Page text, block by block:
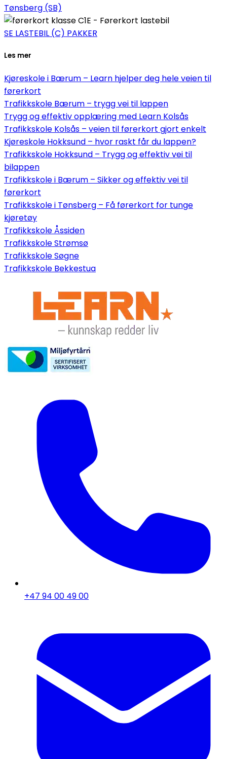
Tønsberg (SB)
SE LASTEBIL (C) PAKKER
Les mer
Kjøreskole i Bærum – Learn hjelper deg hele veien til
førerkort
Trafikkskole Bærum – trygg vei til lappen
Trygg og effektiv opplæring med Learn Kolsås
Trafikkskole Kolsås – veien til førerkort gjort enkelt
Kjøreskole Hokksund – hvor raskt får du lappen?
Trafikkskole Hokksund – Trygg og effektiv vei til
bilappen
Trafikkskole i Bærum – Sikker og effektiv vei til
førerkort
Trafikkskole i Tønsberg – Få førerkort for tunge
kjøretøy
Trafikkskole Åssiden
Trafikkskole Strømsø
Trafikkskole Søgne
Trafikkskole Bekkestua
+47 94 00 49 00